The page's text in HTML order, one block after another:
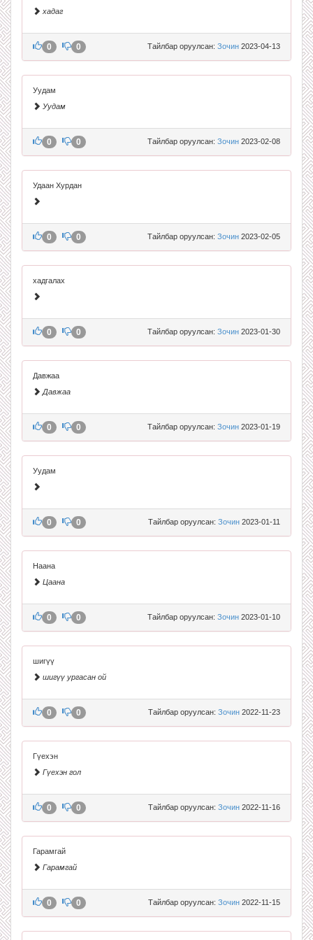
хадаг
Тайлбар оруулсан: Зочин 2023-04-13
0 0
Уудам
Уудам
Тайлбар оруулсан: Зочин 2023-02-08
0 0
Удаан Хурдан
Тайлбар оруулсан: Зочин 2023-02-05
0 0
хадгалах
Тайлбар оруулсан: Зочин 2023-01-30
0 0
Давжаа
Давжаа
Тайлбар оруулсан: Зочин 2023-01-19
0 0
Уудам
Тайлбар оруулсан: Зочин 2023-01-11
0 0
Наана
Цаана
Тайлбар оруулсан: Зочин 2023-01-10
0 0
шигүү
шигүү ургасан ой
Тайлбар оруулсан: Зочин 2022-11-23
0 0
Гүехэн
Гүехэн гол
Тайлбар оруулсан: Зочин 2022-11-16
0 0
Гарамгай
Гарамгай
Тайлбар оруулсан: Зочин 2022-11-15
0 0